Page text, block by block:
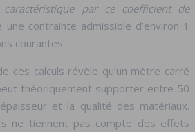
par ce coefficient de
une contrainte admissible d’environ 1
courantes.
ces calculs révèle qu’un mètre carré
théoriquement supporter entre 50
et la qualité des matériaux.
ne tiennent pas compte des effets